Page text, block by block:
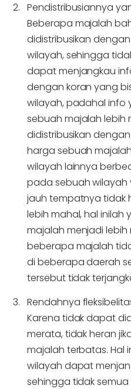
Pendistribusiannya
Beberapa majalah
didistribusikan
wilayah, sehingga
dapat menjangkau
dengan koran yang
wilayah, padahal info
sebuah majalah
didistribusikan
harga sebuah
wilayah lainnya
pada sebuah wilayah
jauh tempatnya tidak
lebih mahal, hal
majalah menjadi lebih
beberapa majalah
di beberapa daerah
tersebut tidak
Rendahnya
Karena tidak dapat
merata, tidak heran
majalah terbatas. Hal
wilayah dapat
sehingga tidak